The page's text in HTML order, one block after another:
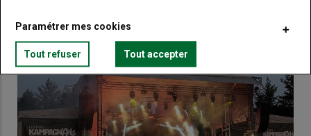
Paramétrer mes cookies
Tout refuser Tout accepter